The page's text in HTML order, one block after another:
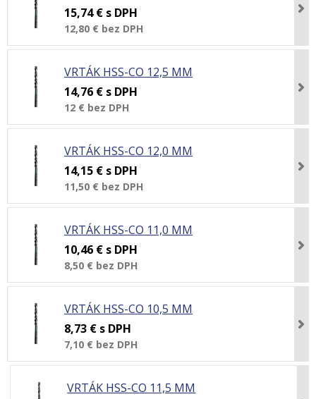
15,74 € s DPH
12,80 € bez DPH
VRTÁK HSS-CO 12,5 MM
14,76 € s DPH
12 € bez DPH
VRTÁK HSS-CO 12,0 MM
14,15 € s DPH
11,50 € bez DPH
VRTÁK HSS-CO 11,0 MM
10,46 € s DPH
8,50 € bez DPH
VRTÁK HSS-CO 10,5 MM
8,73 € s DPH
7,10 € bez DPH
VRTÁK HSS-CO 11,5 MM